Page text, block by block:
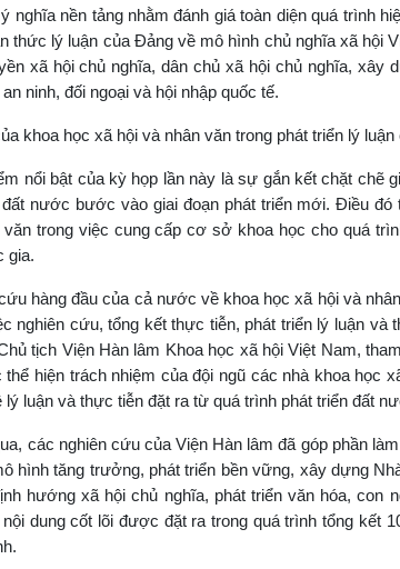
nghĩa nền tảng nhằm đánh giá toàn diện quá trình
thức lý luận của Đảng về mô hình chủ nghĩa xã hội
xã hội chủ nghĩa, dân chủ xã hội chủ nghĩa, xây
ninh, đối ngoại và hội nhập quốc tế.
khoa học xã hội và nhân văn trong phát triển lý
nổi bật của kỳ họp lần này là sự gắn kết chặt chẽ
đất nước bước vào giai đoạn phát triển mới. Điều
văn trong việc cung cấp cơ sở khoa học cho quá
gia.
hàng đầu của cả nước về khoa học xã hội và
nghiên cứu, tổng kết thực tiễn, phát triển lý luận
tịch Viện Hàn lâm Khoa học xã hội Việt Nam,
hiện trách nhiệm của đội ngũ các nhà khoa học
lý luận và thực tiễn đặt ra từ quá trình phát triển đất
các nghiên cứu của Viện Hàn lâm đã góp phần
hình tăng trưởng, phát triển bền vững, xây dựng
hướng xã hội chủ nghĩa, phát triển văn hóa, con
dung cốt lõi được đặt ra trong quá trình tổng kết